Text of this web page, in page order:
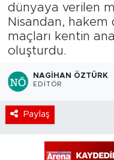
dünyaya verilen
Nisandan, hakem
maçları kentin
oluşturdu.
NAGIHAN ÖZTÜRK
EDITÖR
Paylaş
Haber Arşivi